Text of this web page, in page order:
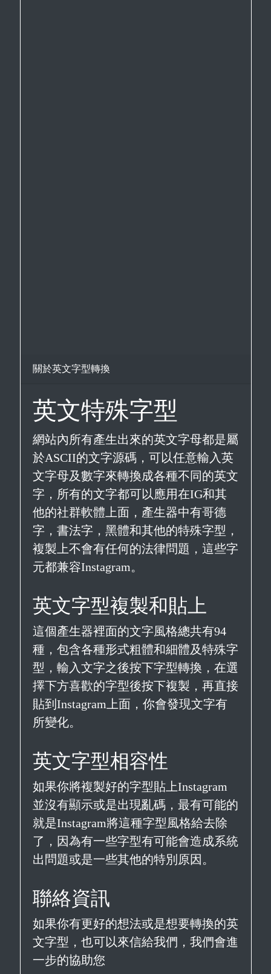
關於英文字型轉換
英文特殊字型
網站內所有產生出來的英文字母都是屬
於ASCII的文字源碼，可以任意輸入英
文字母及數字來轉換成各種不同的英文
字，所有的文字都可以應用在IG和其
他的社群軟體上面，產生器中有哥德
字，書法字，黑體和其他的特殊字型，
複製上不會有任何的法律問題，這些字
元都兼容Instagram。
英文字型複製和貼上
這個產生器裡面的文字風格總共有94
種，包含各種形式粗體和細體及特殊字
型，輸入文字之後按下字型轉換，在選
擇下方喜歡的字型後按下複製，再直接
貼到Instagram上面，你會發現文字有
所變化。
英文字型相容性
如果你將複製好的字型貼上Instagram
並沒有顯示或是出現亂碼，最有可能的
就是Instagram將這種字型風格給去除
了，因為有一些字型有可能會造成系統
出問題或是一些其他的特別原因。
聯絡資訊
如果你有更好的想法或是想要轉換的英
文字型，也可以來信給我們，我們會進
一步的協助您